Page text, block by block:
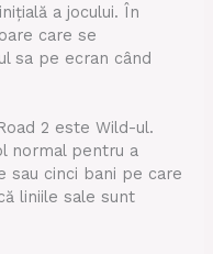
a jocului. În
care se
sa pe ecran când
2 este Wild-ul.
normal pentru a
sau cinci bani pe care
liniile sale sunt